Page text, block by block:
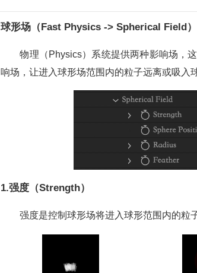
球形场（Fast Physics -> Spherical Field）
物理（Physics）系统提供两种影响场，
响场，让进入球形场范围内的粒子远离或吸入
1.强度（Strength）
强度是控制球形场将进入球形范围内的粒